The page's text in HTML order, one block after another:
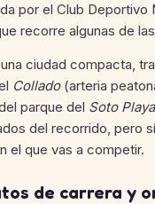
por el Club
recorre algunas de
ciudad compacta,
Collado(arteria
parque del Soto Playa
del recorrido, pero
el que vas a competir.
de carrera y